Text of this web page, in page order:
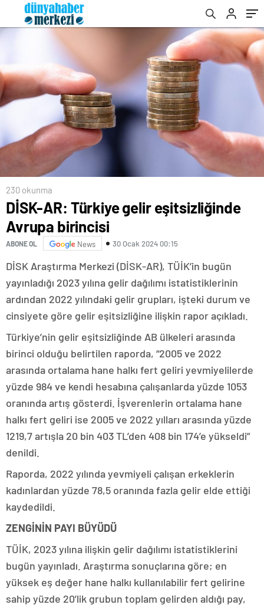
230 okunma
DİSK-AR: Türkiye gelir eşitsizliğinde
Avrupa birincisi
ABONE OL News 30 Ocak 2024 00:15
DİSK Araştırma Merkezi (DİSK-AR), TÜİK’in bugün
yayınladığı 2023 yılına gelir dağılımı istatistiklerinin
ardından 2022 yılındaki gelir grupları, işteki durum ve
cinsiyete göre gelir eşitsizliğine ilişkin rapor açıkladı.
Türkiye’nin gelir eşitsizliğinde AB ülkeleri arasında
birinci olduğu belirtilen raporda, “2005 ve 2022
arasında ortalama hane halkı fert geliri yevmiyelilerde
yüzde 984 ve kendi hesabına çalışanlarda yüzde 1053
oranında artış gösterdi. İşverenlerin ortalama hane
halkı fert geliri ise 2005 ve 2022 yılları arasında yüzde
1219,7 artışla 20 bin 403 TL’den 408 bin 174’e yükseldi”
denildi.
Raporda, 2022 yılında yevmiyeli çalışan erkeklerin
kadınlardan yüzde 78,5 oranında fazla gelir elde ettiği
kaydedildi.
ZENGİNİN PAYI BÜYÜDÜ
TÜİK, 2023 yılına ilişkin gelir dağılımı istatistiklerini
bugün yayınladı. Araştırma sonuçlarına göre; en
yüksek eş değer hane halkı kullanılabilir fert gelirine
sahip yüzde 20’lik grubun toplam gelirden aldığı pay,